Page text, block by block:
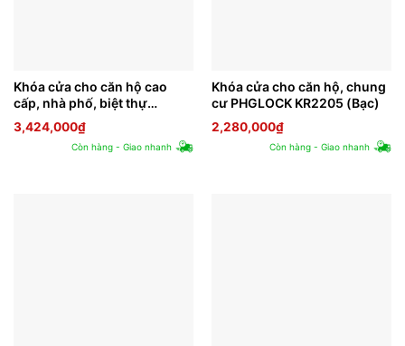
Khóa cửa cho căn hộ cao
cấp, nhà phố, biệt thự
PHGLOCK KR8160
3,424,000₫
Còn hàng - Giao nhanh
Khóa cửa cho căn hộ, chung
cư PHGLOCK KR2205 (Bạc)
2,280,000₫
Còn hàng - Giao nhanh